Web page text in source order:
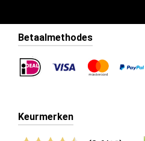
Betaalmethodes
Keurmerken